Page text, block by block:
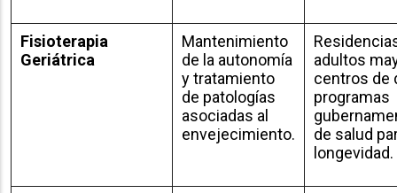
Fisioterapia
Geriátrica
Mantenimiento
de la autonomía
y tratamiento
de patologías
asociadas al
envejecimiento.
adultos
centros de
programas
de salud
longevidad.